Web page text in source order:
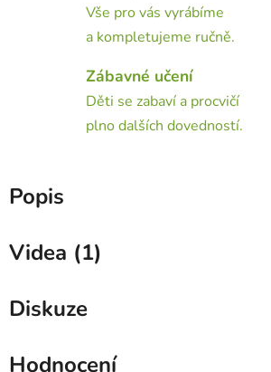
Vše pro vás vyrábíme
a kompletujeme ručně.
Zábavné učení
Děti se zabaví a procvičí
plno dalších dovedností.
Popis
Videa (1)
Diskuze
Hodnocení